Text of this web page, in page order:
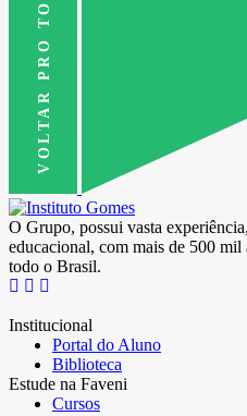
VOLTAR PRO TOPO
O Grupo, possui vasta
educacional, com mais de 500 mil
todo o Brasil.
Institucional
Portal do Aluno
Biblioteca
Estude na Faveni
Cursos